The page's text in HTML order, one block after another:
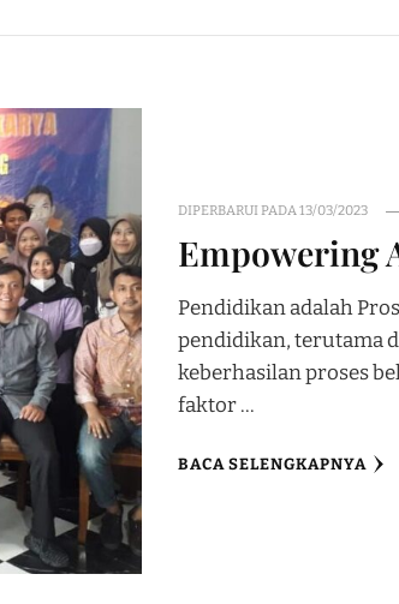
DIPERBARUI PADA13/03/2023
Empowering
Pendidikan adalah
pendidikan, terutama
keberhasilan proses
faktor …
BACA SELENGKAPNYA